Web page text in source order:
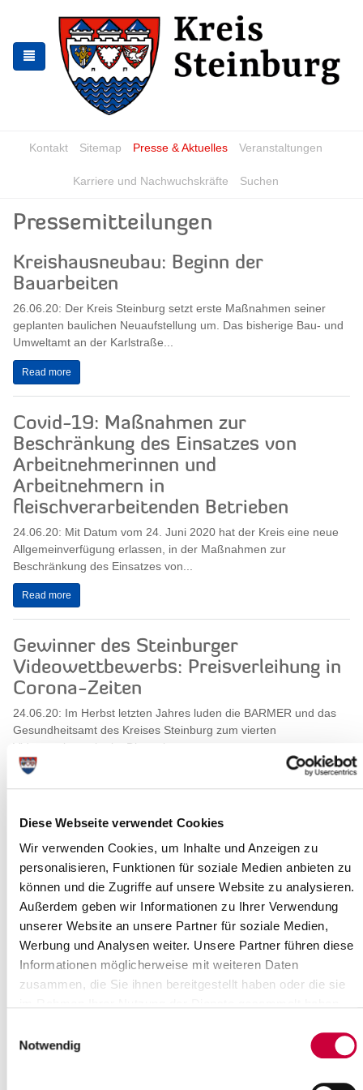
Diese Webseite verwendet Cookies
Wir verwenden Cookies, um Inhalte und Anzeigen zu
personalisieren, Funktionen für soziale Medien anbieten zu
können und die Zugriffe auf unsere Website zu analysieren.
Außerdem geben wir Informationen zu Ihrer Verwendung
unserer Website an unsere Partner für soziale Medien,
Werbung und Analysen weiter. Unsere Partner führen diese
Informationen möglicherweise mit weiteren Daten
zusammen, die Sie ihnen bereitgestellt haben oder die sie
Notwendig
the
navigation
the
content
Kontakt Sitemap Presse & Aktuelles Veranstaltungen
Karriere und Nachwuchskräfte Suchen
Pressemitteilungen
Kreishausneubau: Beginn der
Bauarbeiten
26.06.20: Der Kreis Steinburg setzt erste Maßnahmen seiner
geplanten baulichen Neuaufstellung um. Das bisherige Bau- und
Umweltamt an der Karlstraße...
Read more
Covid-19: Maßnahmen zur
Beschränkung des Einsatzes von
Arbeitnehmerinnen und
Arbeitnehmern in
fleischverarbeitenden Betrieben
24.06.20: Mit Datum vom 24. Juni 2020 hat der Kreis eine neue
Allgemeinverfügung erlassen, in der Maßnahmen zur
Beschränkung des Einsatzes von...
Read more
Gewinner des Steinburger
Videowettbewerbs: Preisverleihung in
Corona-Zeiten
24.06.20: Im Herbst letzten Jahres luden die BARMER und das
Gesundheitsamt des Kreises Steinburg zum vierten
Videowettbewerb ein. Die vorigen...
Read more
Hier IZ Musik in der Luft: Jens Illemann
macht seine Leidenschaft zum
Weltrekord
19.06.20: Von Hamburg in den Kreis Steinburg und dann direkt
zum Weltrekord – Jens Illemann hat nicht nur seine Heimat
gefunden, sondern ist auch mit...
Read more
19.06.20: Am Donnerstag, dem 25. Juni 2020, findet eine Sitzung
des Steinburger Kreistages statt. Die Sitzung beginnt um 17.00